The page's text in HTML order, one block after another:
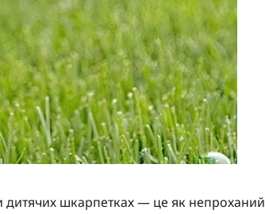
дитячих шкарпетках — це як непроханий